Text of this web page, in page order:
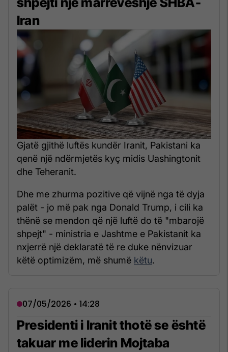
Iran
Gjatë gjithë luftës kundër Iranit, Pakistani ka
qenë një ndërmjetës kyç midis Uashingtonit
dhe Teheranit.
Dhe me zhurma pozitive që vijnë nga të dyja
palët - jo më pak nga Donald Trump, i cili ka
thënë se mendon që një luftë do të "mbarojë
shpejt" - ministria e Jashtme e Pakistanit ka
nxjerrë një deklaratë të re duke nënvizuar
këtë optimizëm, më shumë këtu.
07/05/2026 • 14:28
Presidenti i Iranit thotë se është
takuar me liderin Mojtaba